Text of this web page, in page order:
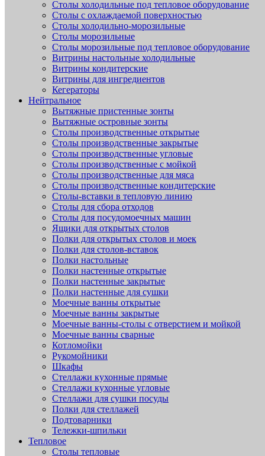
Столы холодильные под тепловое оборудование
Столы с охлаждаемой поверхностью
Столы холодильно-морозильные
Столы морозильные
Столы морозильные под тепловое оборудование
Витрины настольные холодильные
Витрины кондитерские
Витрины для ингредиентов
Кегераторы
Нейтральное
Вытяжные пристенные зонты
Вытяжные островные зонты
Столы производственные открытые
Столы производственные закрытые
Столы производственные угловые
Столы производственные с мойкой
Столы производственные для мяса
Столы производственные кондитерские
Столы-вставки в тепловую линию
Столы для сбора отходов
Столы для посудомоечных машин
Ящики для открытых столов
Полки для открытых столов и моек
Полки для столов-вставок
Полки настольные
Полки настенные открытые
Полки настенные закрытые
Полки настенные для сушки
Моечные ванны открытые
Моечные ванны закрытые
Моечные ванны-столы с отверстием и мойкой
Моечные ванны сварные
Котломойки
Рукомойники
Шкафы
Стеллажи кухонные прямые
Стеллажи кухонные угловые
Стеллажи для сушки посуды
Полки для стеллажей
Подтоварники
Тележки-шпильки
Тепловое
Столы тепловые